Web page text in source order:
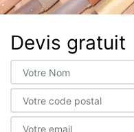
Devis gratuit